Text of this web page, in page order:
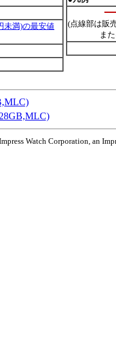
未満)の最安値
(点線部は販
ま
Watch Corporation, an